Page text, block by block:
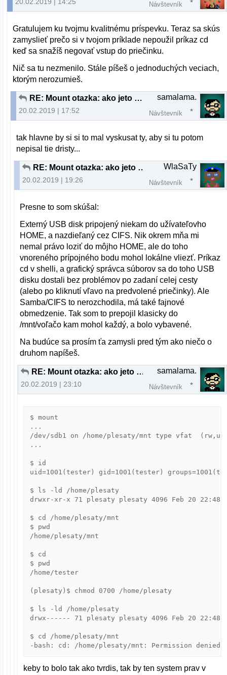
Návštevník
Gratulujem ku tvojmu kvalitnému príspevku. Teraz sa skús
zamyslieť prečo si v tvojom príklade nepoužil príkaz cd
keď sa snažíš negovať vstup do priečinku.
Nič sa tu nezmenilo. Stále píšeš o jednoduchých veciach,
ktorým nerozumieš.
RE: Mount otazka: ako jeto mozne?
20.02.2019 | 17:52
samalama.
Návštevník
tak hlavne by si si to mal vyskusat ty, aby si tu potom
nepisal tie dristy...
RE: Mount otazka: ako jeto mozne?
20.02.2019 | 19:26
WlaSaTy
Návštevník
Presne to som skúšal:
Externý USB disk pripojený niekam do užívateľovho
HOME, a nazdieľaný cez CIFS. Nik okrem mňa mi
nemal právo loziť do môjho HOME, ale do toho
vnoreného prípojného bodu mohol lokálne vliezť. Príkaz
cd v shelli, a grafický správca súborov sa do toho USB
disku dostali bez problémov po zadaní celej cesty
(alebo po kliknutí vľavo na predvolené priečinky). Ale
Samba/CIFS to nerozchodila, má také fajnové
obmedzenie. Tak som to prepojil klasicky do
/mnt/voľačo kam mohol každý, a bolo vybavené.
Na budúce sa prosím ťa zamysli pred tým ako niečo o
druhom napíšeš.
RE: Mount otazka: ako jeto mozne?
20.02.2019 | 23:10
samalama.
Návštevník
$ mount
...
/dev/sdb1 on /home/plesaty/mnt type vfat
...
$ id
uid=1001(tester) gid=1001(tester)
$ ls -ld /home/plesaty
drwxr-xr-x 71 plesaty plesaty 4096 Feb 20 22:48 /
$ cd /home/plesaty/mnt
$ pwd
/home/plesaty/mnt
$ cd
$ pwd
/home/tester
(plesaty)$ chmod 0700 /home/plesaty
$ ls -ld /home/plesaty
drwx------ 71 plesaty plesaty 4096 Feb 20 22:48 /
$ cd /home/plesaty/mnt
keby to bolo tak ako tvrdis, tak by ten system prav v